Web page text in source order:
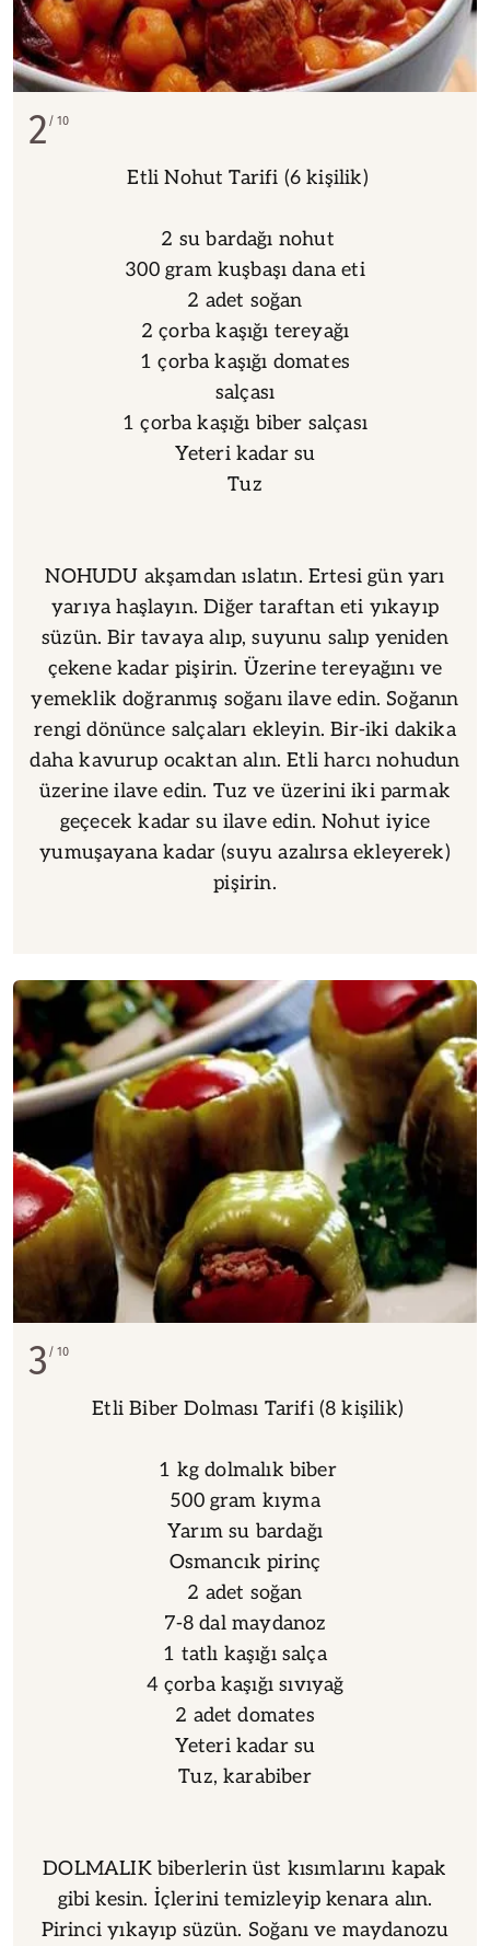
2 10
Etli Nohut Tarifi (6 kişilik)
2 su bardağı nohut
300 gram kuşbaşı dana eti
2 adet soğan
2 çorba kaşığı tereyağı
1 çorba kaşığı domates
salçası
1 çorba kaşığı biber salçası
Yeteri kadar su
Tuz
NOHUDU akşamdan ıslatın. Ertesi gün yarı
yarıya haşlayın. Diğer taraftan eti yıkayıp
süzün. Bir tavaya alıp, suyunu salıp yeniden
çekene kadar pişirin. Üzerine tereyağını ve
yemeklik doğranmış soğanı ilave edin. Soğanın
rengi dönünce salçaları ekleyin. Bir-iki dakika
daha kavurup ocaktan alın. Etli harcı nohudun
üzerine ilave edin. Tuz ve üzerini iki parmak
geçecek kadar su ilave edin. Nohut iyice
yumuşayana kadar (suyu azalırsa ekleyerek)
pişirin.
3 10
Etli Biber Dolması Tarifi (8 kişilik)
1 kg dolmalık biber
500 gram kıyma
Yarım su bardağı
Osmancık pirinç
2 adet soğan
7-8 dal maydanoz
1 tatlı kaşığı salça
4 çorba kaşığı sıvıyağ
2 adet domates
Yeteri kadar su
Tuz, karabiber
DOLMALIK biberlerin üst kısımlarını kapak
gibi kesin. İçlerini temizleyip kenara alın.
Pirinci yıkayıp süzün. Soğanı ve maydanozu